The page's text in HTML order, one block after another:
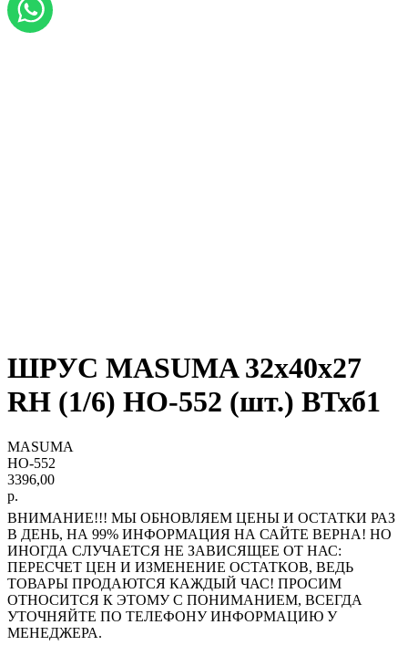
ШРУС MASUMA 32х40х27
RH (1/6) HO-552 (шт.) ВТхб1
MASUMA
HO-552
3396,00
р.
ВНИМАНИЕ!!! МЫ ОБНОВЛЯЕМ ЦЕНЫ И ОСТАТКИ РАЗ
В ДЕНЬ, НА 99% ИНФОРМАЦИЯ НА САЙТЕ ВЕРНА! НО
ИНОГДА СЛУЧАЕТСЯ НЕ ЗАВИСЯЩЕЕ ОТ НАС:
ПЕРЕСЧЕТ ЦЕН И ИЗМЕНЕНИЕ ОСТАТКОВ, ВЕДЬ
ТОВАРЫ ПРОДАЮТСЯ КАЖДЫЙ ЧАС! ПРОСИМ
ОТНОСИТСЯ К ЭТОМУ С ПОНИМАНИЕМ, ВСЕГДА
УТОЧНЯЙТЕ ПО ТЕЛЕФОНУ ИНФОРМАЦИЮ У
МЕНЕДЖЕРА.